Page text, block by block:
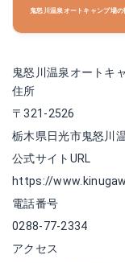
鬼怒川温泉オートキャンプ場
鬼怒川温泉オートキ
住所
〒321-2526
栃木県日光市鬼怒川
公式サイトURL
https://
電話番号
0288-77-2334
アクセス